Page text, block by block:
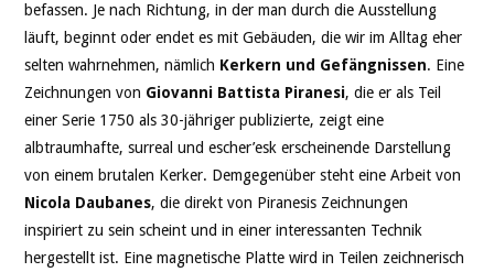
befassen. Je nach Richtung, in der man durch die Ausstellung
läuft, beginnt oder endet es mit Gebäuden, die wir im Alltag eher
selten wahrnehmen, nämlich Kerkern und Gefängnissen. Eine
Zeichnungen von Giovanni Battista Piranesi, die er als Teil
einer Serie 1750 als 30-jähriger publizierte, zeigt eine
albtraumhafte, surreal und escher’esk erscheinende Darstellung
von einem brutalen Kerker. Demgegenüber steht eine Arbeit von
Nicola Daubanes, die direkt von Piranesis Zeichnungen
inspiriert zu sein scheint und in einer interessanten Technik
hergestellt ist. Eine magnetische Platte wird in Teilen zeichnerisch